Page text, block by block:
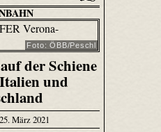
Foto: ÖBB/Peschl
der Schiene
und
März 2021